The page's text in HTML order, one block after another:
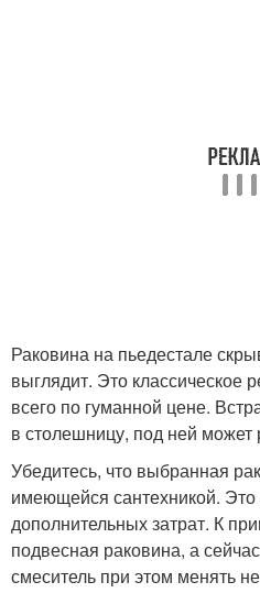
Раковина на пьедестале
выглядит. Это
всего по гуманной цене.
в столешницу, под ней может
Убедитесь, что выбранная
имеющейся сантехникой.
дополнительных затрат. К
подвесная раковина, а
смеситель при этом менять